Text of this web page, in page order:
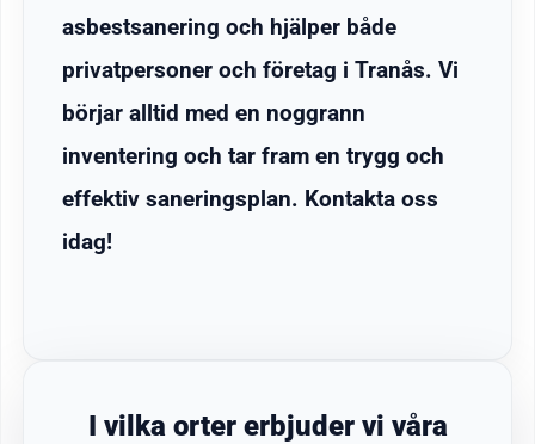
asbestsanering och hjälper både
privatpersoner och företag i Tranås. Vi
börjar alltid med en noggrann
inventering och tar fram en trygg och
effektiv saneringsplan. Kontakta oss
idag!
I vilka orter erbjuder vi våra